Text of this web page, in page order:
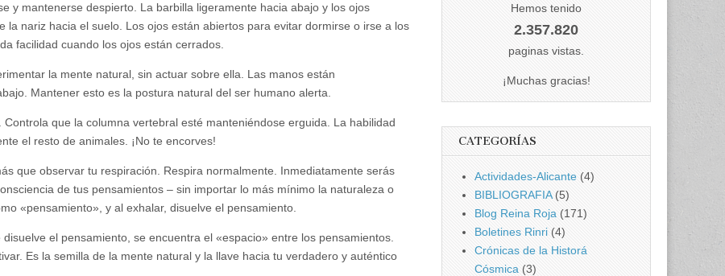
y mantenerse despierto. La barbilla ligeramente hacia abajo y los ojos
nariz hacia el suelo. Los ojos están abiertos para evitar dormirse o irse a los
facilidad cuando los ojos están cerrados.
la mente natural, sin actuar sobre ella. Las manos están
Mantener esto es la postura natural del ser humano alerta.
que la columna vertebral esté manteniéndose erguida. La habilidad
el resto de animales. ¡No te encorves!
que observar tu respiración. Respira normalmente. Inmediatamente serás
de tus pensamientos – sin importar lo más mínimo la naturaleza o
«pensamiento», y al exhalar, disuelve el pensamiento.
el pensamiento, se encuentra el «espacio» entre los pensamientos.
Es la semilla de la mente natural y la llave hacia tu verdadero y auténtico
Hemos tenido
2.357.820
paginas vistas.
¡Muchas gracias!
CATEGORÍAS
Actividades-Alicante (4)
BIBLIOGRAFIA(5)
Blog Reina Roja (171)
Boletines Rinri (4)
Crónicas de la Historá
Cósmica (3)